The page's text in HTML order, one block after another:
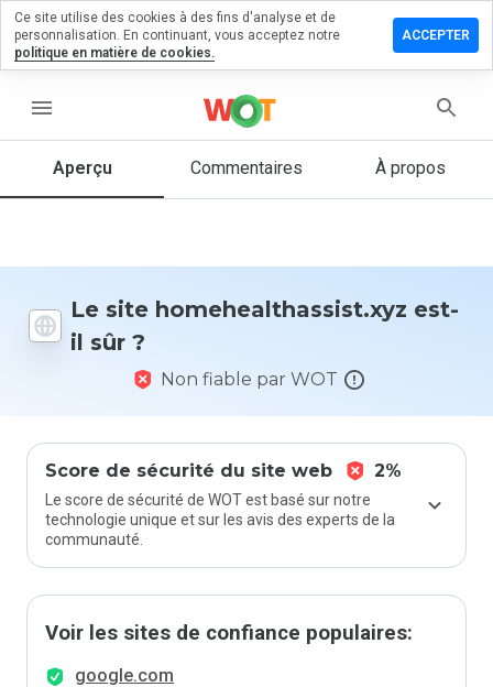
menu
Aperçu Commentaires À propos
Le site homehealthassist.xyz est-
il sûr ?
Non fiable par WOT
Score de sécurité du site web 2%
Le score de sécurité de WOT est basé sur notre
technologie unique et sur les avis des experts de la
communauté.
Voir les sites de confiance populaires:
google.com
sur
Quelle
donneriez-
Ce site utilise des cookies à des fins d'analyse et de
personnalisation. En continuant, vous acceptez notre
politique en matière de cookies.
ACCEPTER